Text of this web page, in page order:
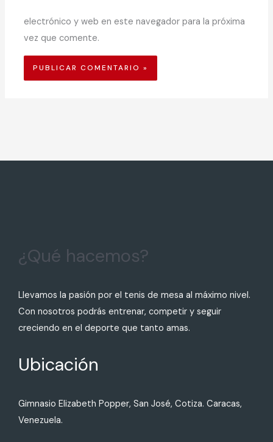
electrónico y web en este navegador para la próxima
vez que comente.
¿Qué hacemos?
Llevamos la pasión por el tenis de mesa al máximo nivel.
Con nosotros podrás entrenar, competir y seguir
creciendo en el deporte que tanto amas.
Ubicación
Gimnasio Elizabeth Popper, San José, Cotiza. Caracas,
Venezuela.